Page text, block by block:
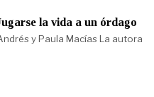
la vida a un órdago
y Paula Macías La autora